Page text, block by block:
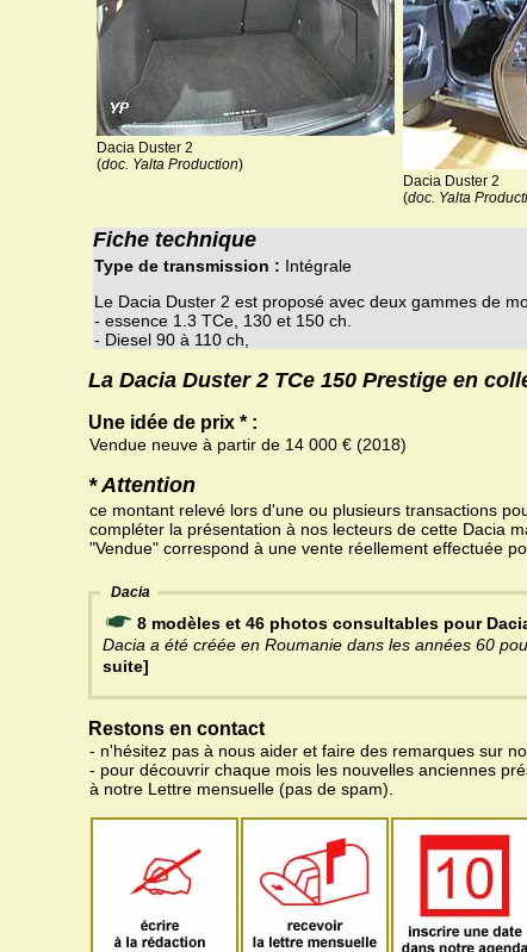
Dacia Duster 2
(doc. Yalta Production)
Dacia Duster 2
(doc. Yalta
Fiche technique
Type de transmission : Intégrale
Le Dacia Duster 2 est proposé avec deux gammes de
- essence 1.3 TCe, 130 et 150 ch.
- Diesel 90 à 110 ch,
La Dacia Duster 2 TCe 150 Prestige en
Une idée de prix * :
Vendue neuve à partir de 14 000 € (2018)
* Attention
ce montant relevé lors d'une ou plusieurs transactions
compléter la présentation à nos lecteurs de cette Dacia
"Vendue" correspond à une vente réellement effectuée
Dacia
8 modèles et 46 photos consultables pour
Dacia a été créée en Roumanie dans les années 60
suite]
Restons en contact
- n'hésitez pas à nous aider et faire des remarques sur
- pour découvrir chaque mois les nouvelles anciennes
à notre Lettre mensuelle (pas de spam).